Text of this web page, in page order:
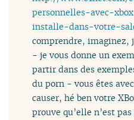
personnelles-avec-
installe-dans-votre-
comprendre, imaginez,
- je vous donne un
partir dans des
du porn - vous êtes
causer, hé ben votre
prouve qu’elle n’est